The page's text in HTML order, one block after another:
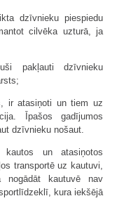
dzīvnieku piespiedu
cilvēka uzturā, ja
pakļauti dzīvnieku
ir atasiņoti un tiem uz
Īpašos gadījumos
dzīvnieku nošaut.
un atasiņotos
transportē uz kautuvi,
kautuvē nav
kura iekšējā